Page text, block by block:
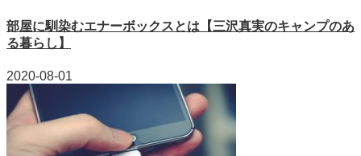
部屋に馴染むエナーボックスとは【三沢真実のキャンプのあ
る暮らし】
2020-08-01